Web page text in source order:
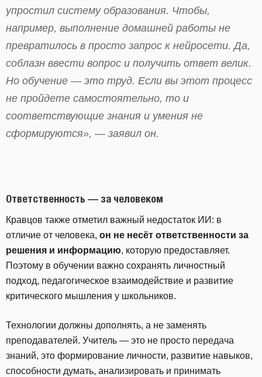
упростил систему образования. Чтобы,
например, выполнение домашней работы не
превратилось в просто запрос к нейросети. Да,
соблазн ввести вопрос и получить ответ велик.
Но обучение — это труд. Если вы этот процесс
не пройдете самостоятельно, то и
соответствующие знания и умения не
сформируются», — заявил он.
Ответственность — за человеком
Кравцов также отметил важный недостаток ИИ: в
отличие от человека, он не несёт ответственности за
решения и информацию, которую предоставляет.
Поэтому в обучении важно сохранять личностный
подход, педагогическое взаимодействие и развитие
критического мышления у школьников.
Технологии должны дополнять, а не заменять
преподавателей. Учитель — это не просто передача
знаний, это формирование личности, развитие навыков,
способности думать, анализировать и принимать